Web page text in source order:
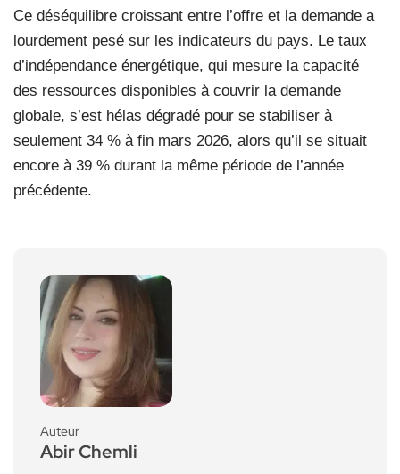
Ce déséquilibre croissant entre l’offre et la demande a
lourdement pesé sur les indicateurs du pays. Le taux
d’indépendance énergétique, qui mesure la capacité
des ressources disponibles à couvrir la demande
globale, s’est hélas dégradé pour se stabiliser à
seulement 34 % à fin mars 2026, alors qu’il se situait
encore à 39 % durant la même période de l’année
précédente.
Auteur
Abir Chemli